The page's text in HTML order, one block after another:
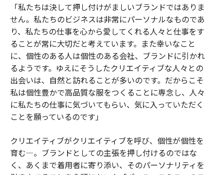
「私たちは決して押し付けがましいブランドではありま
せん。私たちのビジネスは非常にパーソナルなものであ
り、私たちの仕事を心から愛してくれる人々と仕事をす
ることが常に大切だと考えています。また幸いなこと
に、個性のある人は個性のある会社、ブランドに引かれ
るようです。ゆえにそうしたクリエイティブな人々との
出会いは、自然と訪れることが多いのです。だからこそ
私は個性豊かで高品質な服をつくることに専念し、人々
に私たちの仕事に気づいてもらい、気に入っていただく
ことを願っているのです」
クリエイティブがクリエイティブを呼び、個性が個性を
育む―。ブランドとしての主張を押し付けるのではな
く、あくまで着用者に寄り添い、そのパーソナリティを